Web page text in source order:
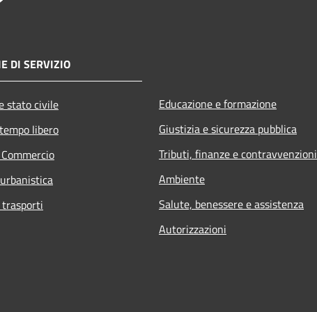
DI SERVIZIO
stato civile
libero
Educazione e formazione
Giustizia e sicurezza pubblica
Tributi, finanze e contravvenzioni
Ambiente
Salute, benessere e assistenza
Autorizzazioni